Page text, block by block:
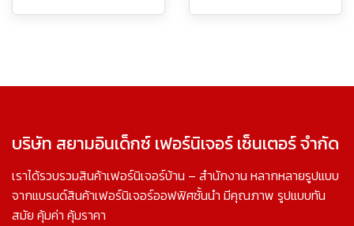
บริษัท สยามอินเด็กซ์ เฟอร์นิเจอร์ เซ็นเตอร์ จำกัด
เราได้รวบรวมสินค้าเฟอร์นิเจอร์บ้าน – สำนักงาน หลากหลายรูปแบบ
จากแบรนด์สินค้าเฟอร์นิเจอร์ออฟฟิศชั้นนำ มีคุณภาพ รูปแบบทัน
สมัย คุ้มค่า คุ้มราคา